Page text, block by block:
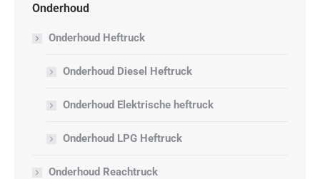
Onderhoud
Onderhoud Heftruck
Onderhoud Diesel Heftruck
Onderhoud Elektrische heftruck
Onderhoud LPG Heftruck
Onderhoud Reachtruck